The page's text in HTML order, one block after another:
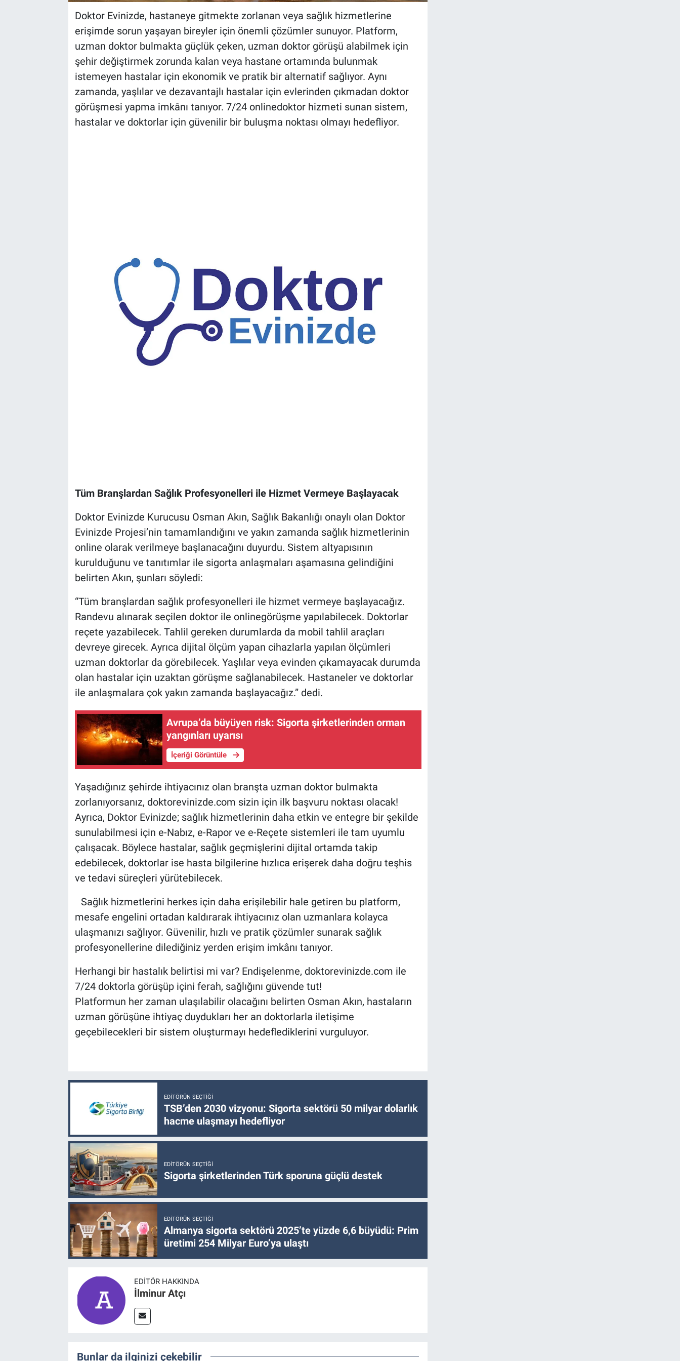
Doktor Evinizde, hastaneye gitmekte zorlanan veya sağlık hizmetlerine
erişimde sorun yaşayan bireyler için önemli çözümler sunuyor. Platform,
uzman doktor bulmakta güçlük çeken, uzman doktor görüşü alabilmek için
şehir değiştirmek zorunda kalan veya hastane ortamında bulunmak
istemeyen hastalar için ekonomik ve pratik bir alternatif sağlıyor. Aynı
zamanda, yaşlılar ve dezavantajlı hastalar için evlerinden çıkmadan doktor
görüşmesi yapma imkânı tanıyor. 7/24 onlinedoktor hizmeti sunan sistem,
hastalar ve doktorlar için güvenilir bir buluşma noktası olmayı hedefliyor.
Tüm Branşlardan Sağlık Profesyonelleri ile Hizmet Vermeye Başlayacak
Doktor Evinizde Kurucusu Osman Akın, Sağlık Bakanlığı onaylı olan Doktor
Evinizde Projesi’nin tamamlandığını ve yakın zamanda sağlık hizmetlerinin
online olarak verilmeye başlanacağını duyurdu. Sistem altyapısının
kurulduğunu ve tanıtımlar ile sigorta anlaşmaları aşamasına gelindiğini
belirten Akın, şunları söyledi:
“Tüm branşlardan sağlık profesyonelleri ile hizmet vermeye başlayacağız.
Randevu alınarak seçilen doktor ile onlinegörüşme yapılabilecek. Doktorlar
reçete yazabilecek. Tahlil gereken durumlarda da mobil tahlil araçları
devreye girecek. Ayrıca dijital ölçüm yapan cihazlarla yapılan ölçümleri
uzman doktorlar da görebilecek. Yaşlılar veya evinden çıkamayacak durumda
olan hastalar için uzaktan görüşme sağlanabilecek. Hastaneler ve doktorlar
ile anlaşmalara çok yakın zamanda başlayacağız.” dedi.
Avrupa’da büyüyen risk: Sigorta şirketlerinden orman
yangınları uyarısı
İçeriği Görüntüle
Yaşadığınız şehirde ihtiyacınız olan branşta uzman doktor bulmakta
zorlanıyorsanız, doktorevinizde.com sizin için ilk başvuru noktası olacak!
Ayrıca, Doktor Evinizde; sağlık hizmetlerinin daha etkin ve entegre bir şekilde
sunulabilmesi için e-Nabız, e-Rapor ve e-Reçete sistemleri ile tam uyumlu
çalışacak. Böylece hastalar, sağlık geçmişlerini dijital ortamda takip
edebilecek, doktorlar ise hasta bilgilerine hızlıca erişerek daha doğru teşhis
ve tedavi süreçleri yürütebilecek.
Sağlık hizmetlerini herkes için daha erişilebilir hale getiren bu platform,
mesafe engelini ortadan kaldırarak ihtiyacınız olan uzmanlara kolayca
ulaşmanızı sağlıyor. Güvenilir, hızlı ve pratik çözümler sunarak sağlık
profesyonellerine dilediğiniz yerden erişim imkânı tanıyor.
Herhangi bir hastalık belirtisi mi var? Endişelenme, doktorevinizde.com ile
7/24 doktorla görüşüp içini ferah, sağlığını güvende tut!
Platformun her zaman ulaşılabilir olacağını belirten Osman Akın, hastaların
uzman görüşüne ihtiyaç duydukları her an doktorlarla iletişime
geçebilecekleri bir sistem oluşturmayı hedeflediklerini vurguluyor.
EDITÖRÜN SEÇTIĞI
TSB’den 2030 vizyonu: Sigorta sektörü 50 milyar dolarlık
hacme ulaşmayı hedefliyor
EDITÖRÜN SEÇTIĞI
Sigorta şirketlerinden Türk sporuna güçlü destek
EDITÖRÜN SEÇTIĞI
Almanya sigorta sektörü 2025’te yüzde 6,6 büyüdü: Prim
üretimi 254 Milyar Euro’ya ulaştı
EDITÖR HAKKINDA
İlminur Atçı
Bunlar da ilginizi çekebilir